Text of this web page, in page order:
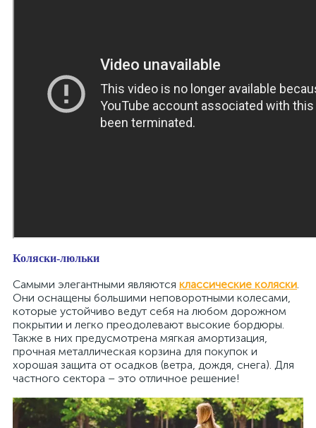
Коляски-люльки
Самыми элегантными являются классические коляски.
Они оснащены большими неповоротными колесами,
которые устойчиво ведут себя на любом дорожном
покрытии и легко преодолевают высокие бордюры.
Также в них предусмотрена мягкая амортизация,
прочная металлическая корзина для покупок и
хорошая защита от осадков (ветра, дождя, снега). Для
частного сектора – это отличное решение!